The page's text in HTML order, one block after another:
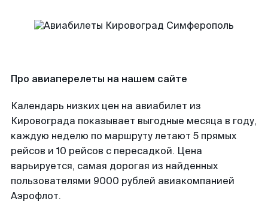
Про авиаперелеты на нашем сайте
Календарь низких цен на авиабилет из
Кировограда показывает выгодные месяца в году,
каждую неделю по маршруту летают 5 прямых
рейсов и 10 рейсов с пересадкой. Цена
варьируется, самая дорогая из найденных
пользователями 9000 рублей авиакомпанией
Аэрофлот.